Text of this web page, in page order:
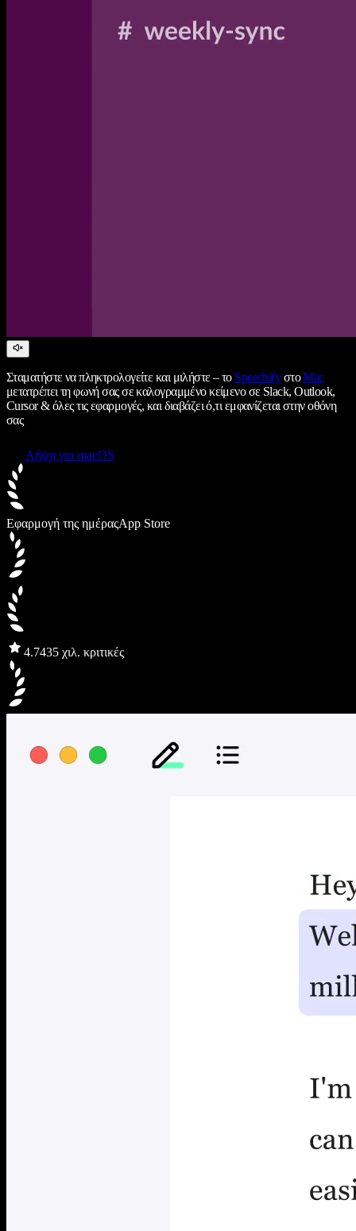
Σταματήστε να πληκτρολογείτε και μιλήστε – το SpeechifyστοMac
μετατρέπει τη φωνή σας σε καλογραμμένο κείμενο σε Slack, Outlook,
Cursor & όλες τις εφαρμογές, και διαβάζει ό,τι εμφανίζεται στην οθόνη
σας
Λήψη για macOS
Εφαρμογή της ημέραςApp Store
4.7435 χιλ. κριτικές